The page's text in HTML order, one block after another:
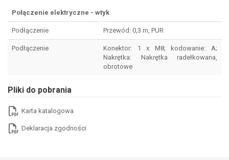
Połączenie elektryczne - wtyk
Podłączenie Przewód: 0,3 m, PUR
Podłączenie
Konektor: 1 x M8; kodowanie: A;
Nakrętka: Nakrętka radełkowana,
obrotowe
Pliki do pobrania
Karta katalogowa
Deklaracja zgodności